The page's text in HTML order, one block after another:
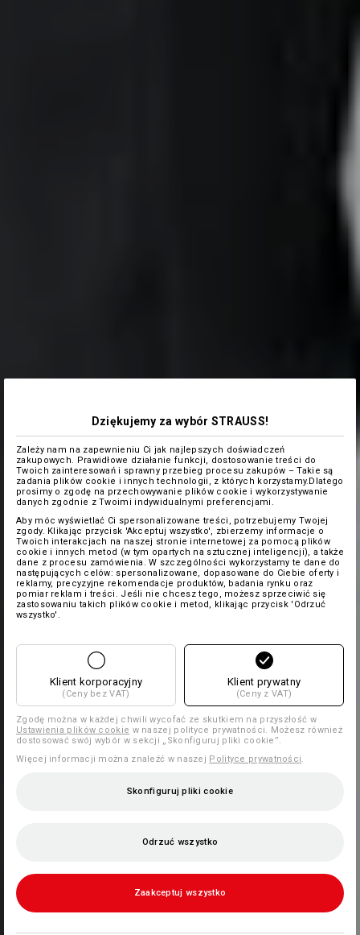
Dziękujemy za wybór STRAUSS!
Zależy nam na zapewnieniu Ci jak najlepszych doświadczeń
zakupowych. Prawidłowe działanie funkcji, dostosowanie treści do
Twoich zainteresowań i sprawny przebieg procesu zakupów – Takie są
zadania plików cookie i innych technologii, z których korzystamy.Dlatego
prosimy o zgodę na przechowywanie plików cookie i wykorzystywanie
danych zgodnie z Twoimi indywidualnymi preferencjami.
Aby móc wyświetlać Ci spersonalizowane treści, potrzebujemy Twojej
zgody. Klikając przycisk 'Akceptuj wszystko', zbierzemy informacje o
Twoich interakcjach na naszej stronie internetowej za pomocą plików
cookie i innych metod (w tym opartych na sztucznej inteligencji), a także
dane z procesu zamówienia. W szczególności wykorzystamy te dane do
następujących celów: spersonalizowane, dopasowane do Ciebie oferty i
reklamy, precyzyjne rekomendacje produktów, badania rynku oraz
pomiar reklam i treści. Jeśli nie chcesz tego, możesz sprzeciwić się
zastosowaniu takich plików cookie i metod, klikając przycisk 'Odrzuć
wszystko'.
Klient korporacyjny
(Ceny bez VAT)
Klient prywatny
(Ceny z VAT)
Zgodę można w każdej chwili wycofać ze skutkiem na przyszłość w
Ustawienia plików cookie w naszej polityce prywatności. Możesz również
dostosować swój wybór w sekcji „Skonfiguruj pliki cookie”.
Więcej informacji można znaleźć w naszej Polityce prywatności.
Skonfiguruj pliki cookie
Odrzuć wszystko
Zaakceptuj wszystko